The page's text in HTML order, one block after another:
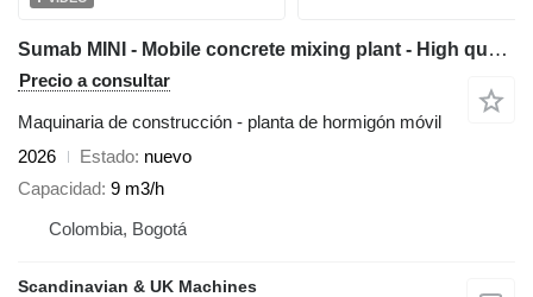
Sumab MINI - Mobile concrete mixing plant - High quality / Low price
Precio a consultar
Maquinaria de construcción - planta de hormigón móvil
2026
Estado nuevo
Capacidad 9 m3/h
Colombia, Bogotá
Scandinavian & UK Machines